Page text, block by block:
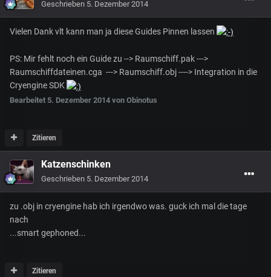
Geschrieben 5. Dezember 2014
Vielen Dank vlt kann man ja diese Guides Pinnen lassen
PS: Mir fehlt noch ein Guide zu --> Raumschiff.pak --->
Raumschiffdateinen.cga ---> Raumschiff.obj ----> Integration in die
Cryengine SDK
Bearbeitet 5. Dezember 2014 von Obinotus
Zitieren
Katzenschinken
Geschrieben 5. Dezember 2014
zu .obj in cryengine hab ich irgendwo was. guck ich mal die tage
nach
...smart gephoned...
Zitieren